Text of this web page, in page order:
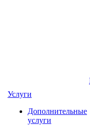
Услуги
Дополнительные
услуги